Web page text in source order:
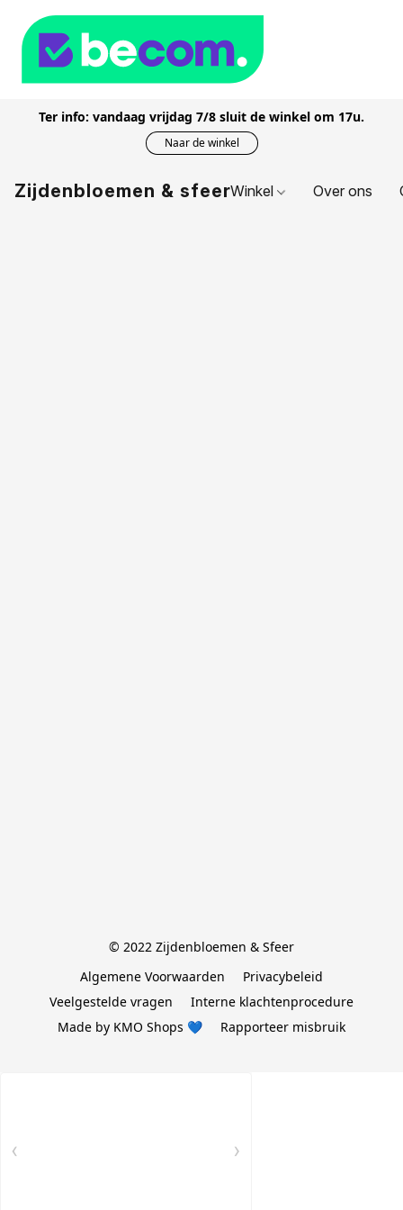
Ter info: vandaag vrijdag 7/8 sluit de winkel om 17u.
Naar de winkel
Zijdenbloemen & sfeerWinkel Over ons
© 2022 Zijdenbloemen & Sfeer
Algemene Voorwaarden
Privacybeleid
Veelgestelde vragen
Interne klachtenprocedure
Made by KMO Shops 💙
Rapporteer misbruik